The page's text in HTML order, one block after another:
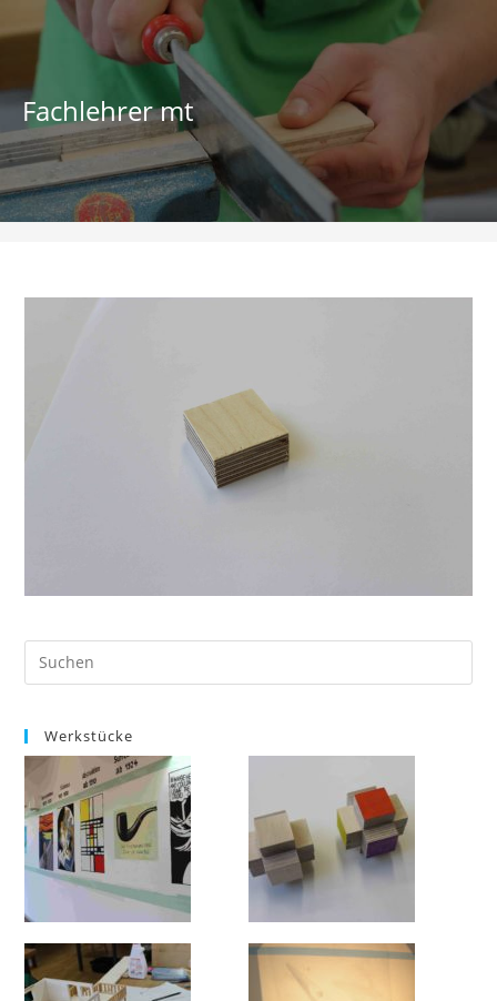
Inhalt
springen
Fachlehrer mt
image04
Werkstücke